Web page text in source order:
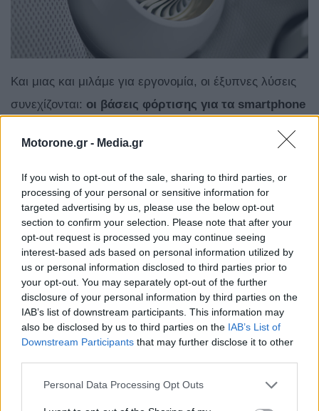
Motorone.gr - Media.gr
If you wish to opt-out of the sale, sharing to third parties, or
processing of your personal or sensitive information for
targeted advertising by us, please use the below opt-out
section to confirm your selection. Please note that after your
opt-out request is processed you may continue seeing
interest-based ads based on personal information utilized by
us or personal information disclosed to third parties prior to
your opt-out. You may separately opt-out of the further
disclosure of your personal information by third parties on the
IAB’s list of downstream participants. This information may
also be disclosed by us to third parties on the IAB’s List of
Downstream Participants that may further disclose it to other
Personal Data Processing Opt Outs
Και μιας και μιλάμε για εργονομία, οι έξυπνες λύσεις
συνεχίζονται: οι βάσεις φόρτισης για τα smartphone
, εξοικονομώντας πολύτιμο χώρο, ενώ τα
χειριστήρια για τα παράθυρα έχουν τοποθετηθεί στο
κέντρο, ανάμεσα στους επιβάτες. Μια vintage πινελιά
που οι παλαιότεροι ιδιοκτήτες smart θα εκτιμήσουν
δεόντως, καθώς απελευθερώνει χώρο από τα πάνελ
των θυρών.